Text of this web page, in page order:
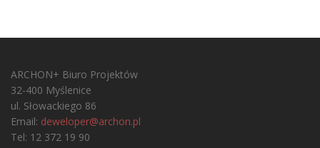
ARCHON+ Biuro Projektów
32-400 Myślenice
ul. Słowackiego 86
Email: deweloper@archon.pl
Tel: 12 372 19 90